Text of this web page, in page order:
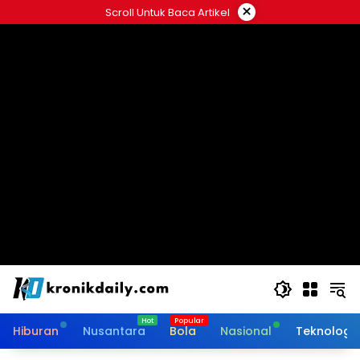
ke
Scroll Untuk Baca Artikel ×
Hiburan Nusantara Bola Nasional Teknologi